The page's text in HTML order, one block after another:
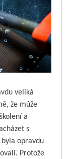
veliká
že může
a
s
opravdu
Protože